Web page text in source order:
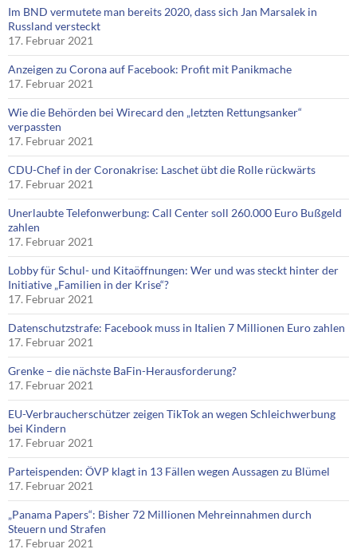
Im BND vermutete man bereits 2020, dass sich Jan Marsalek in
Russland versteckt
17. Februar 2021
Anzeigen zu Corona auf Facebook: Profit mit Panikmache
17. Februar 2021
Wie die Behörden bei Wirecard den „letzten Rettungsanker“
verpassten
17. Februar 2021
CDU-Chef in der Coronakrise: Laschet übt die Rolle rückwärts
17. Februar 2021
Unerlaubte Telefonwerbung: Call Center soll 260.000 Euro Bußgeld
zahlen
17. Februar 2021
Lobby für Schul- und Kitaöffnungen: Wer und was steckt hinter der
Initiative „Familien in der Krise“?
17. Februar 2021
Datenschutzstrafe: Facebook muss in Italien 7 Millionen Euro zahlen
17. Februar 2021
Grenke – die nächste BaFin-Herausforderung?
17. Februar 2021
EU-Verbraucherschützer zeigen TikTok an wegen Schleichwerbung
bei Kindern
17. Februar 2021
Parteispenden: ÖVP klagt in 13 Fällen wegen Aussagen zu Blümel
17. Februar 2021
„Panama Papers“: Bisher 72 Millionen Mehreinnahmen durch
Steuern und Strafen
17. Februar 2021